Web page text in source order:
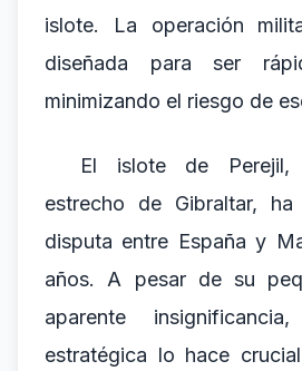
islote. La operación
diseñada para ser
minimizando el riesgo de
El islote de
estrecho de Gibraltar,
disputa entre España y
años. A pesar de su
aparente
estratégica lo hace